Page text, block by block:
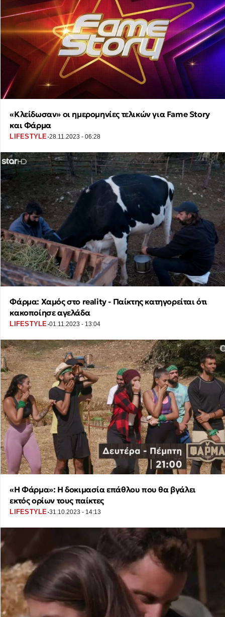
«Κλείδωσαν» οι ημερομηνίες τελικών για Fame Story
και Φάρμα
LIFESTYLE·28.11.2023 - 06:28
Φάρμα: Χαμός στο reality - Παίκτης κατηγορείται ότι
κακοποίησε αγελάδα
LIFESTYLE·01.11.2023 - 13:04
«Η Φάρμα»: Η δοκιμασία επάθλου που θα βγάλει
εκτός ορίων τους παίκτες
LIFESTYLE·31.10.2023 - 14:13